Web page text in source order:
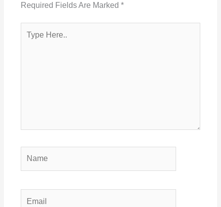
Required Fields Are Marked *
Here..